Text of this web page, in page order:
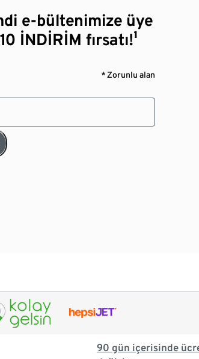
e-bültenimize üye
İNDİRİM fırsatı!¹
* Zorunlu alan
90 gün içerisinde